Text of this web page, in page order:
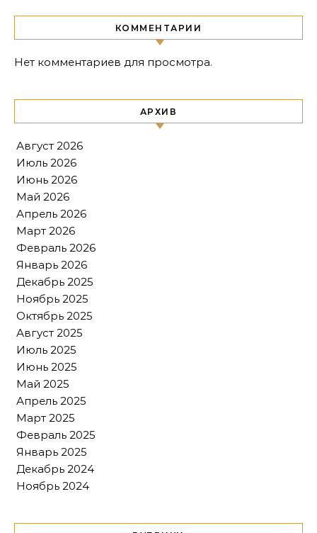
КОММЕНТАРИИ
Нет комментариев для просмотра.
АРХИВ
Август 2026
Июль 2026
Июнь 2026
Май 2026
Апрель 2026
Март 2026
Февраль 2026
Январь 2026
Декабрь 2025
Ноябрь 2025
Октябрь 2025
Август 2025
Июль 2025
Июнь 2025
Май 2025
Апрель 2025
Март 2025
Февраль 2025
Январь 2025
Декабрь 2024
Ноябрь 2024